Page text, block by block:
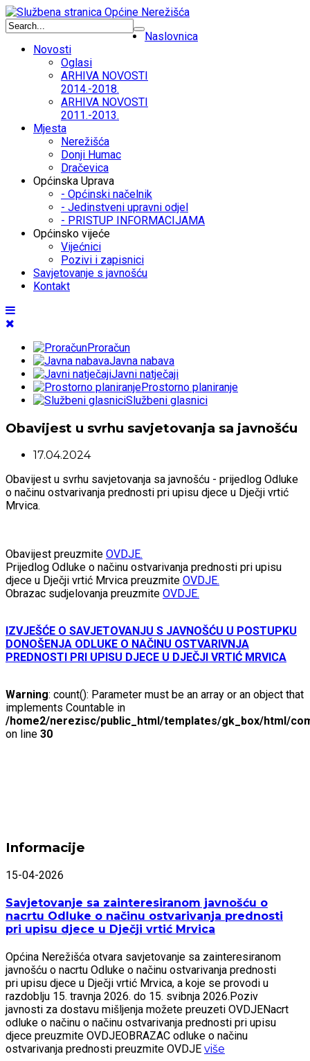
Naslovnica
Novosti
Oglasi
ARHIVA NOVOSTI
2014.-2018.
ARHIVA NOVOSTI
2011.-2013.
Mjesta
Nerežišća
Donji Humac
Dračevica
Općinska Uprava
- Općinski načelnik
- Jedinstveni upravni odjel
- PRISTUP INFORMACIJAMA
Općinsko vijeće
Vijećnici
Pozivi i zapisnici
Savjetovanje s javnošću
Kontakt
Proračun
Javna nabava
Javni natječaji
Prostorno planiranje
Službeni glasnici
Obavijest u svrhu savjetovanja sa javnošću
17.04.2024
Obavijest u svrhu savjetovanja sa javnošću - prijedlog Odluke
o načinu ostvarivanja prednosti pri upisu djece u Dječji vrtić
Mrvica.
Obavijest preuzmite OVDJE.
Prijedlog Odluke o načinu ostvarivanja prednosti pri upisu
djece u Dječji vrtić Mrvica preuzmite OVDJE.
Obrazac sudjelovanja preuzmite OVDJE.
IZVJEŠĆE O SAVJETOVANJU S JAVNOŠĆU U POSTUPKU
DONOŠENJA ODLUKE O NAČINU OSTVARIVNJA
PREDNOSTI PRI UPISU DJECE U DJEČJI VRTIĆ MRVICA
Warning: count(): Parameter must be an array or an object that
implements Countable in
/home2/nerezisc/public_html/templates/gk_box/html/
on line 30
Informacije
15-04-2026
Savjetovanje sa zainteresiranom javnošću o
nacrtu Odluke o načinu ostvarivanja prednosti
pri upisu djece u Dječji vrtić Mrvica
Općina Nerežišća otvara savjetovanje sa zainteresiranom
javnošću o nacrtu Odluke o načinu ostvarivanja prednosti
pri upisu djece u Dječji vrtić Mrvica, a koje se provodi u
razdoblju 15. travnja 2026. do 15. svibnja 2026.Poziv
javnosti za dostavu mišljenja možete preuzeti OVDJENacrt
odluke o načinu o načinu ostvarivanja prednosti pri upisu
djece preuzmite OVDJEOBRAZAC odluke o načinu
ostvarivanja prednosti preuzmite OVDJE više